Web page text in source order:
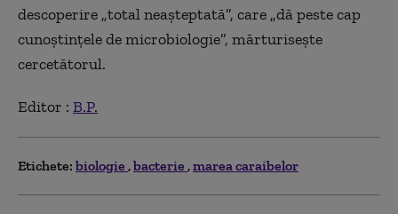
descoperire „total neaşteptată”, care „dă peste cap
cunoştinţele de microbiologie”, mărturiseşte
cercetătorul.
Editor : B.P.
Etichete: biologie bacterie marea caraibelor